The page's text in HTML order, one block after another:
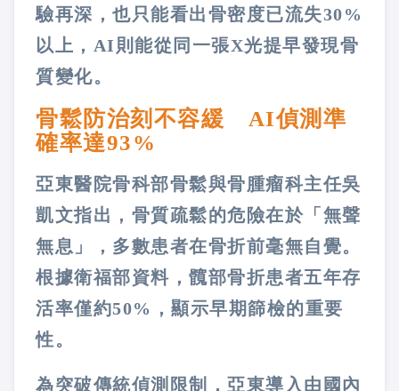
驗再深，也只能看出骨密度已流失30%
以上，AI則能從同一張X光提早發現骨
質變化。
骨鬆防治刻不容緩 AI偵測準
確率達93%
亞東醫院骨科部骨鬆與骨腫瘤科主任吳
凱文指出，骨質疏鬆的危險在於「無聲
無息」，多數患者在骨折前毫無自覺。
根據衛福部資料，髖部骨折患者五年存
活率僅約50%，顯示早期篩檢的重要
性。
為突破傳統偵測限制，亞東導入由國內